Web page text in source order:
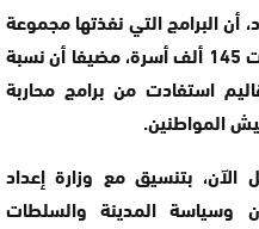
البرامج التي نفذتها مجموعة
“العمران” في الأقاليم الجنوبية همت 145 ألف أسرة، مضيفا أن نسبة
استفادت من برامج محاربة
المواطنين.
بتنسيق مع وزارة إعداد
وسياسة المدينة والسلطات